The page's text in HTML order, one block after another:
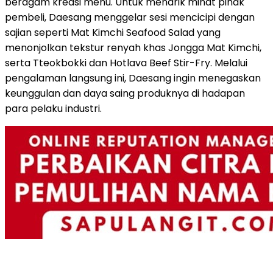
pembeli, Daesang menggelar sesi mencicipi dengan
sajian seperti Mat Kimchi Seafood Salad yang
menonjolkan tekstur renyah khas Jongga Mat Kimchi,
serta Tteokbokki dan Hotlava Beef Stir-Fry. Melalui
pengalaman langsung ini, Daesang ingin menegaskan
keunggulan dan daya saing produknya di hadapan
para pelaku industri.